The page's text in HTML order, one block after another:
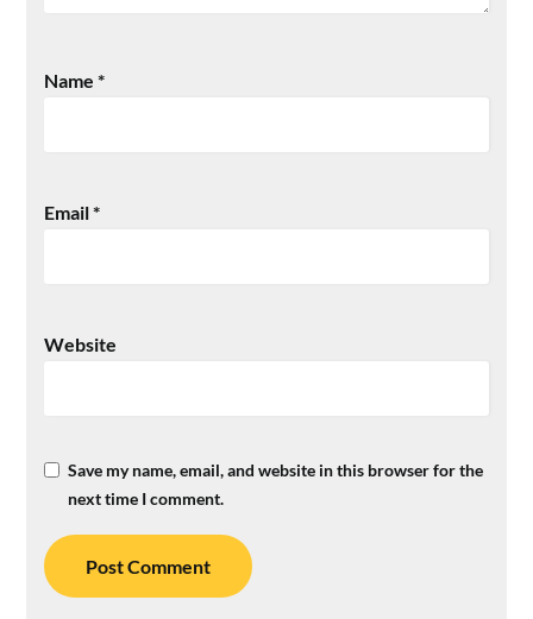
Name*
Email*
Website
Save my name, email, and website in this browser for the
next time I comment.